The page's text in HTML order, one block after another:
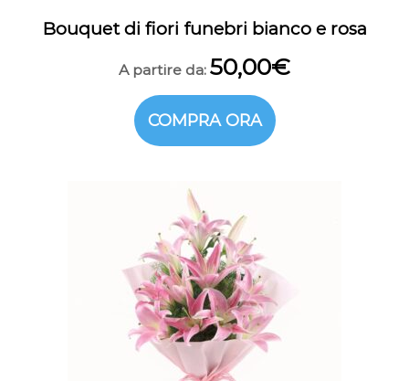
Bouquet di fiori funebri bianco e rosa
A partire da: 50,00€
COMPRA ORA